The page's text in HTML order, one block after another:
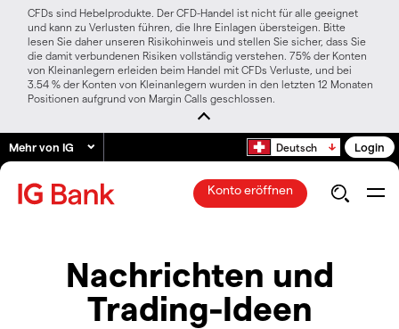
CFDs sind Hebelprodukte. Der CFD-Handel ist nicht für alle geeignet
und kann zu Verlusten führen, die Ihre Einlagen übersteigen. Bitte
lesen Sie daher unseren Risikohinweis und stellen Sie sicher, dass Sie
die damit verbundenen Risiken vollständig verstehen. 75% der Konten
von Kleinanlegern erleiden beim Handel mit CFDs Verluste, und bei
3.54 % der Konten von Kleinanlegern wurden in den letzten 12 Monaten
Positionen aufgrund von Margin Calls geschlossen.
Mehr von IG Deutsch Login
Konto eröffnen
Nachrichten und
Trading-Ideen